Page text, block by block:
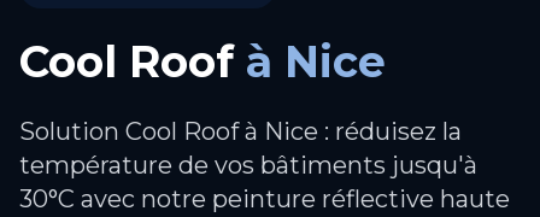
Cool Roof à Nice
Solution Cool Roof à Nice : réduisez la
température de vos bâtiments jusqu'à
30°C avec notre peinture réflective haute